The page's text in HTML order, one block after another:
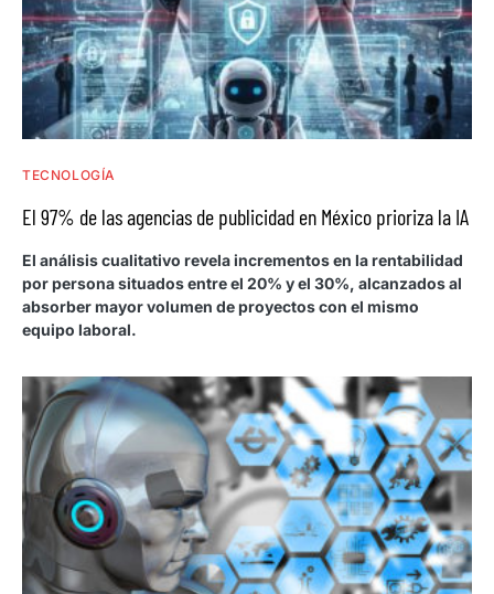
TECNOLOGÍA
El 97% de las agencias de publicidad en México prioriza la IA
El análisis cualitativo revela incrementos en la rentabilidad
por persona situados entre el 20% y el 30%, alcanzados al
absorber mayor volumen de proyectos con el mismo
equipo laboral.